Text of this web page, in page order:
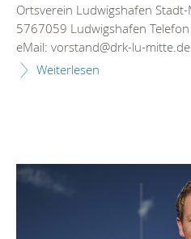
Ortsverein Ludwigshafen
5767059 Ludwigshafen
eMail: vorstand@drk-lu-mitte.de
Weiterlesen